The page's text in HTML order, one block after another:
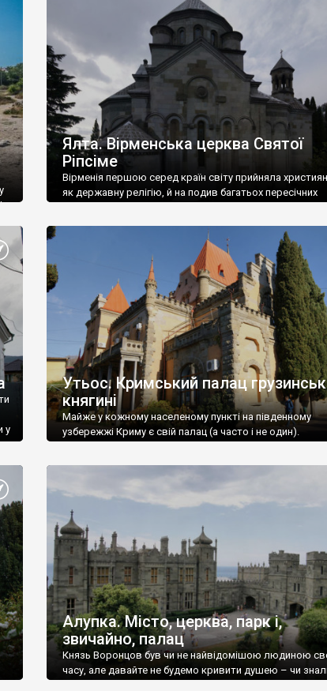
називаються «повстяками» (postaki)…” “Вино. Крим
виробляє відмінне вино і його вдосталь: воно все
легке біле і дуже […]
Ялта. Вірменська церква Святої
Ріпсіме
Вірменія першою серед країн світу прийняла
як державну релігію, й на подив багатьох пересічних
у
Утьос. Кримський палац
княгині
Майже у кожному населеному пункті на південному
узбережжі Криму є свій палац (а часто і не один).
Алупка. Місто, церква, парк і,
звичайно, палац
Князь Воронцов був чи не найвідомішою людиною
часу, але давайте не будемо кривити душею – чи